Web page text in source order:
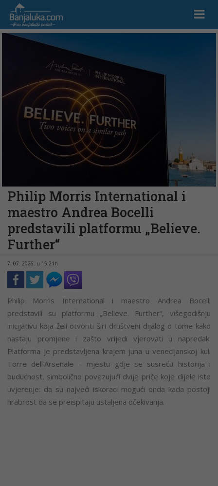
Philip Morris International i
maestro Andrea Bocelli
predstavili platformu „Believe.
Further“
7. 07. 2026. u 15:21h
Philip Morris International i maestro Andrea Bocelli
predstavili su platformu „Believe. Further“, višegodišnju
inicijativu koja želi otvoriti širi društveni dijalog o tome kako
nastaju promjene i zašto vrijedi vjerovati u napredak.
Platforma je predstavljena krajem juna u venecijanskoj kuli
Torre dell’Arsenale – mjestu gdje se susreću historija i
budućnost, simbolično povezujući dvije priče koje dijele isto
uvjerenje: da su najveći iskoraci mogući onda kada postoji
hrabrost da se preispitaju ustaljena očekivanja.